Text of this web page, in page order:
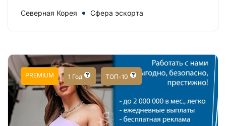
Северная Корея Сфера эскорта
PREMIUM 1 Год ТОП-10